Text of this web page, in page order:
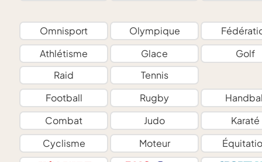
Omnisport Olympique
Athlétisme
Glace
Golf
Raid
Tennis
Football
Rugby
Combat
Judo
Karaté
Cyclisme
Moteur